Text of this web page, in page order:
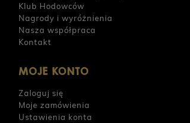
Klub Hodowców
Nagrody i wyróżnienia
Nasza współpraca
Kontakt
MOJE KONTO
Zaloguj się
Moje zamówienia
Ustawienia konta